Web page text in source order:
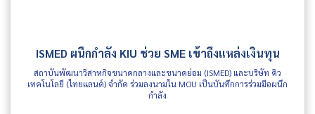
ISMED ผนึกกำลัง KIU ช่วย SME เข้าถึงแหล่งเงินทุน
สถาบันพัฒนาวิสาหกิจขนาดกลางและขนาดย่อม (ISMED) และบริษัท คิว
เทคโนโลยี (ไทยแลนด์) จำกัด ร่วมลงนามใน MOU เป็นบันทึกการร่วมมือผนึก
กำลัง